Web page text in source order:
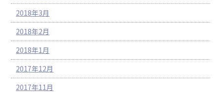
2018年3月
2018年2月
2018年1月
2017年12月
2017年11月